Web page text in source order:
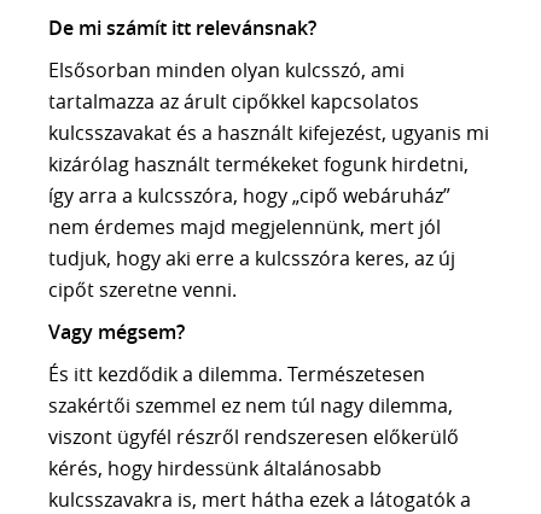
De mi számít itt relevánsnak?
Elsősorban minden olyan kulcsszó, ami
tartalmazza az árult cipőkkel kapcsolatos
kulcsszavakat és a használt kifejezést, ugyanis mi
kizárólag használt termékeket fogunk hirdetni,
így arra a kulcsszóra, hogy „cipő webáruház”
nem érdemes majd megjelennünk, mert jól
tudjuk, hogy aki erre a kulcsszóra keres, az új
cipőt szeretne venni.
Vagy mégsem?
És itt kezdődik a dilemma. Természetesen
szakértői szemmel ez nem túl nagy dilemma,
viszont ügyfél részről rendszeresen előkerülő
kérés, hogy hirdessünk általánosabb
kulcsszavakra is, mert hátha ezek a látogatók a